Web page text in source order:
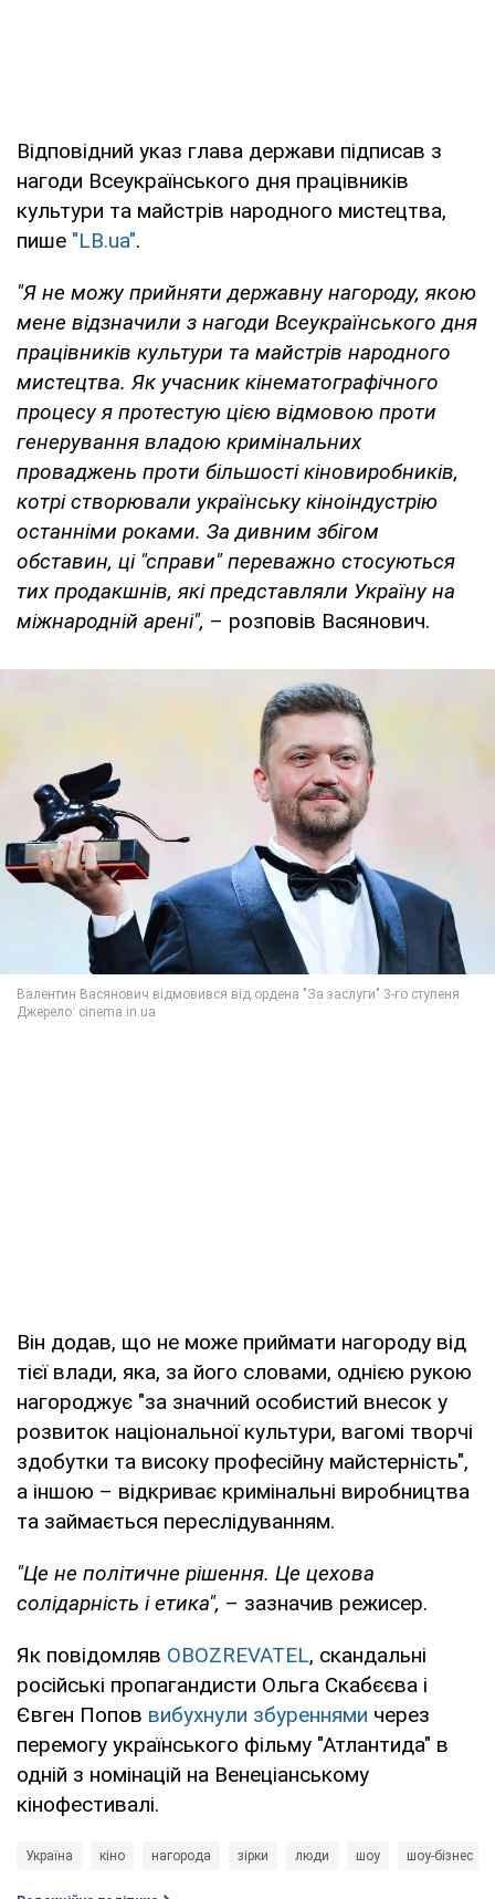
Відповідний указ глава держави підписав з
нагоди Всеукраїнського дня працівників
культури та майстрів народного мистецтва,
пише "LB.ua".
"Я не можу прийняти державну нагороду, якою
мене відзначили з нагоди Всеукраїнського дня
працівників культури та майстрів народного
мистецтва. Як учасник кінематографічного
процесу я протестую цією відмовою проти
генерування владою кримінальних
проваджень проти більшості кіновиробників,
котрі створювали українську кіноіндустрію
останніми роками. За дивним збігом
обставин, ці "справи" переважно стосуються
тих продакшнів, які представляли Україну на
міжнародній арені", – розповів Васянович.
Він додав, що не може приймати нагороду від
тієї влади, яка, за його словами, однією рукою
нагороджує "за значний особистий внесок у
розвиток національної культури, вагомі творчі
здобутки та високу професійну майстерність",
а іншою – відкриває кримінальні виробництва
та займається переслідуванням.
"Це не політичне рішення. Це цехова
солідарність і етика", – зазначив режисер.
Як повідомляв OBOZREVATEL, скандальні
російські пропагандисти Ольга Скабєєва і
Євген Попов вибухнули збуреннями через
перемогу українського фільму "Атлантида" в
одній з номінацій на Венеціанському
кінофестивалі.
Україна кіно нагорода зірки люди шоу шоу-бізнес